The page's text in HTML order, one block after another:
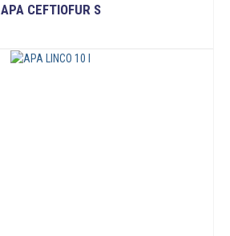
APA CEFTIOFUR S